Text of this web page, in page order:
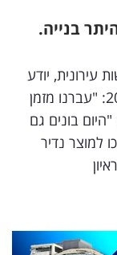
בנייה.
עירונית, יודע
שהוא נמדד במספרים. הוא מסכם את 2024: "עברנו מזמן
בונים גם
למוצר נדיר